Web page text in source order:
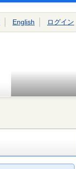
English ログイン